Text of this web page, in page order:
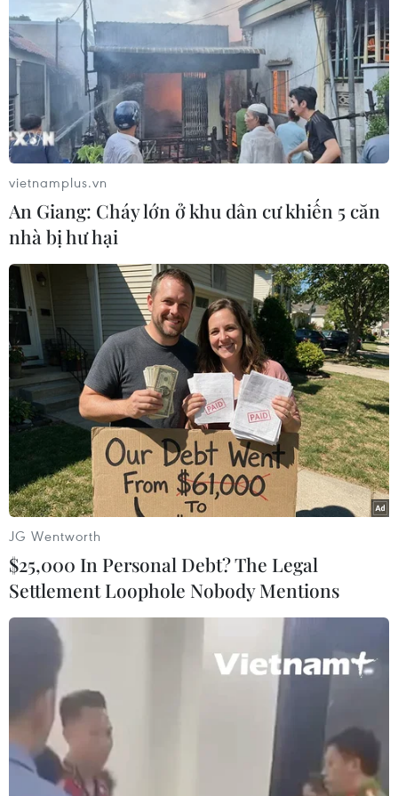
HLV Park Hang Seo nói gì sau chiến thắng
đầu tay của Việt Nam?
08/11/2018 15:33
HLV Park Hang-seo cho biết: "Trong một số thời điểm,
các cầu thủ đã không giữ được sự tập trung. Tuy nhiên,
như tôi đã nói điều quan trọng là 3 điểm và tôi hài lòng
về kết quả này."
Lịch trực tiếp: Malaysia chạy đà cho trận
vietnamplus.vn
An Giang: Cháy lớn ở khu dân cư khiến 5 căn
nhà bị hư hại
JG Wentworth
$25,000 In Personal Debt? The Legal
Settlement Loophole Nobody Mentions